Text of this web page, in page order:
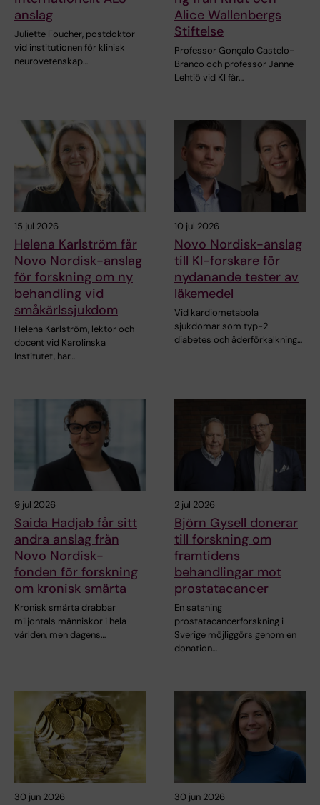
anslag
Juliette Foucher, postdoktor
vid institutionen för klinisk
neurovetenskap…
Alice Wallenbergs
Stiftelse
Professor Gonçalo Castelo-
Branco och professor Janne
Lehtiö vid KI får…
15 jul 2026
Helena Karlström får
Novo Nordisk-anslag
för forskning om ny
behandling vid
småkärlssjukdom
Helena Karlström, lektor och
docent vid Karolinska
Institutet, har…
10 jul 2026
Novo Nordisk-anslag
till KI-forskare för
nydanande tester av
läkemedel
Vid kardiometabola
sjukdomar som typ-2
diabetes och åderförkalkning…
9 jul 2026
Saida Hadjab får sitt
andra anslag från
Novo Nordisk-
fonden för forskning
om kronisk smärta
Kronisk smärta drabbar
miljontals människor i hela
världen, men dagens…
2 jul 2026
Björn Gysell donerar
till forskning om
framtidens
behandlingar mot
prostatacancer
En satsning
prostatacancerforskning i
Sverige möjliggörs genom en
donation…
30 jun 2026 30 jun 2026